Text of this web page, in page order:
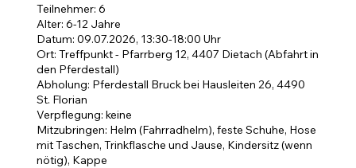
Teilnehmer: 6
Alter: 6-12 Jahre
Datum: 09.07.2026, 13:30-18:00 Uhr
Ort: Treffpunkt - Pfarrberg 12, 4407 Dietach (Abfahrt in
den Pferdestall)
Abholung: Pferdestall Bruck bei Hausleiten 26, 4490
St. Florian
Verpflegung: keine
Mitzubringen: Helm (Fahrradhelm), feste Schuhe, Hose
mit Taschen, Trinkflasche und Jause, Kindersitz (wenn
nötig), Kappe